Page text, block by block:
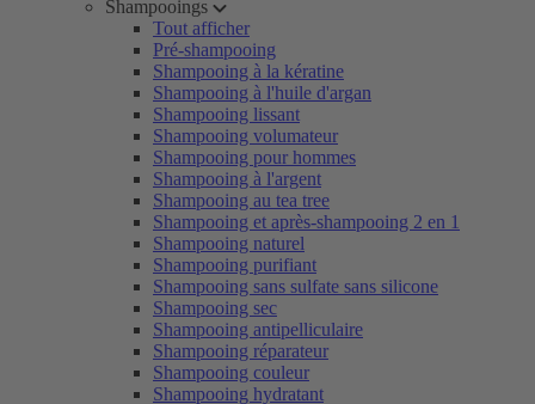
Shampooings
Tout afficher
Pré-shampooing
Shampooing à la kératine
Shampooing à l'huile d'argan
Shampooing lissant
Shampooing volumateur
Shampooing pour hommes
Shampooing à l'argent
Shampooing au tea tree
Shampooing et après-shampooing 2 en 1
Shampooing naturel
Shampooing purifiant
Shampooing sans sulfate sans silicone
Shampooing sec
Shampooing antipelliculaire
Shampooing réparateur
Shampooing couleur
Shampooing hydratant